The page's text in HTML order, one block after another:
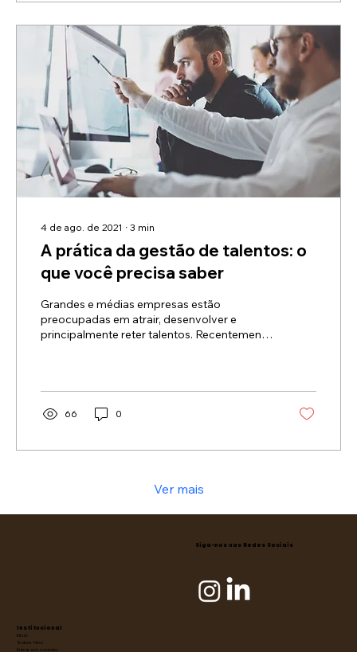
4 de ago. de 2021 ∙ 3 min
A prática da gestão de talentos: o
que você precisa saber
Grandes e médias empresas estão
preocupadas em atrair, desenvolver e
principalmente reter talentos. Recentemente
66 0
Ver mais
Institucional
Início
Sobre Nós
Entrar em contato
Siga-nos nas Redes Sociais